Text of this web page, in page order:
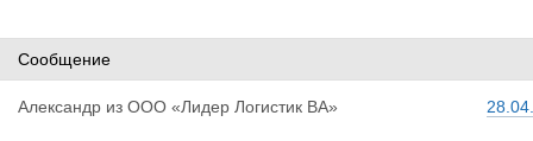
Сообщение
Александр из ООО «Лидер Логистик ВА»